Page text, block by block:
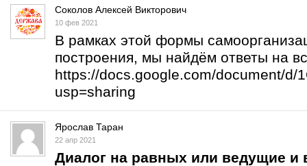
Соколов Алексей Викторович
10 фев 2021
В рамках этой формы
построения, мы найдём ответы на
https://docs.google.com/document/d/
usp=sharing
Ярослав Таран
22 апр 2021
Диалог на равных или ведущие и